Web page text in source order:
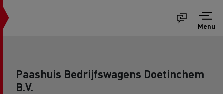
Menu
Paashuis Bedrijfswagens Doetinchem
B.V.